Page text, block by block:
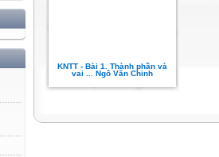
KNTT - Bài 1. Thành phần và
vai ... Ngô Văn Chinh